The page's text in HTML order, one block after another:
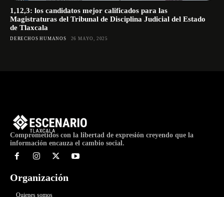
1,12,3: los candidatos mejor calificados para las
Magistraturas del Tribunal de Disciplina Judicial del Estado
de Tlaxcala
DERECHOS HUMANOS 26 MAYO, 2025
Comprometidos con la libertad de expresión creyendo que la
información encauza el cambio social.
Organización
Quienes somos